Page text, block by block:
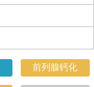
前列腺钙化